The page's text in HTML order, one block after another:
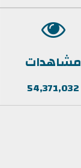
مشاهدات
54,371,032